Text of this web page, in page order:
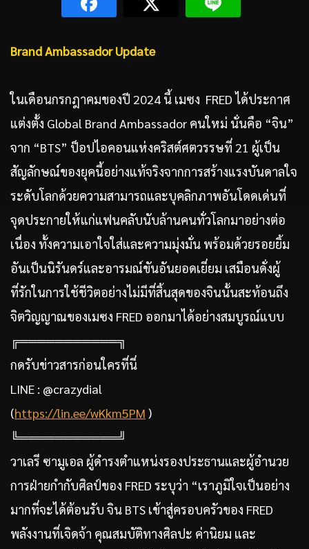
Brand Ambassador Update
ในเดือนกรกฎาคมของปี 2024 นี้ เมซง FRED ได้ประกาศ
แต่งตั้ง Global Brand Ambassador คนใหม่ นั่นคือ “จิน”
จาก “BTS” ป็อปไอคอนแห่งคริสต์ศตวรรษที่ 21 ผู้เป็น
สัญลักษณ์ของยุคนี้อย่างแท้จริงจากการสร้างแรงบันดาลใจ
ระดับโลกด้วยความสามารถและบุคลิกภาพอันโดดเด่นที่
จุดประกายให้แก่แฟนคลับนับล้านคนทั่วโลกมาอย่างต่อ
เนื่อง ทั้งความเอาใจใส่และความมุ่งมั่น พร้อมด้วยรอยยิ้ม
อันเป็นนิรันดร์และอารมณ์ขันอันยอดเยี่ยม เสมือนดั่งผู้
ที่รักในการใช้ชีวิตอย่างไม่มีที่สิ้นสุดของจินนั้นสะท้อนถึง
จิตวิญญาณของเมซง FRED ออกมาได้อย่างสมบูรณ์แบบ
╔═══════════╗
กดรับข่าวสารก่อนใครที่นี่
LINE : @crazydial
(https://lin.ee/wKkm5PM )
╚═══════════╝
วาเลรี ซามูเอล ผู้ดำรงตำแหน่งรองประธานและผู้อำนวย
การฝ่ายกำกับศิลป์ของ FRED ระบุว่า “เราภูมิใจเป็นอย่าง
มากที่จะได้ต้อนรับ จิน BTS เข้าสู่ครอบครัวของ FRED
พลังงานที่เจิดจ้า คุณสมบัติทางศิลปะ ค่านิยม และ